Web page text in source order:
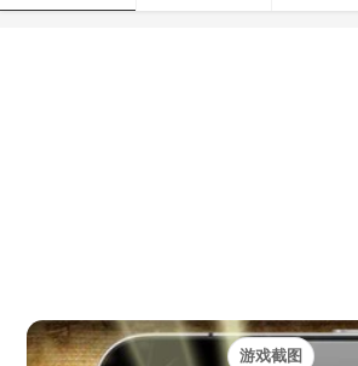
游戏截图